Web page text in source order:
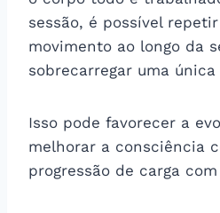
sessão, é possível
movimento ao longo da
sobrecarregar uma
Isso pode favorecer a
melhorar a consciência
progressão de carga